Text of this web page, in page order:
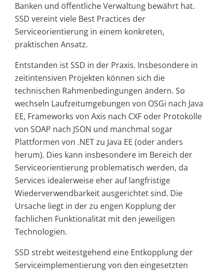
Banken und öffentliche Verwaltung bewährt hat.
SSD vereint viele Best Practices der
Serviceorientierung in einem konkreten,
praktischen Ansatz.
Entstanden ist SSD in der Praxis. Insbesondere in
zeitintensiven Projekten können sich die
technischen Rahmenbedingungen ändern. So
wechseln Laufzeitumgebungen von OSGi nach Java
EE, Frameworks von Axis nach CXF oder Protokolle
von SOAP nach JSON und manchmal sogar
Plattformen von .NET zu Java EE (oder anders
herum). Dies kann insbesondere im Bereich der
Serviceorientierung problematisch werden, da
Services idealerweise eher auf langfristige
Wiederverwendbarkeit ausgerichtet sind. Die
Ursache liegt in der zu engen Kopplung der
fachlichen Funktionalität mit den jeweiligen
Technologien.
SSD strebt weitestgehend eine Entkopplung der
Serviceimplementierung von den eingesetzten